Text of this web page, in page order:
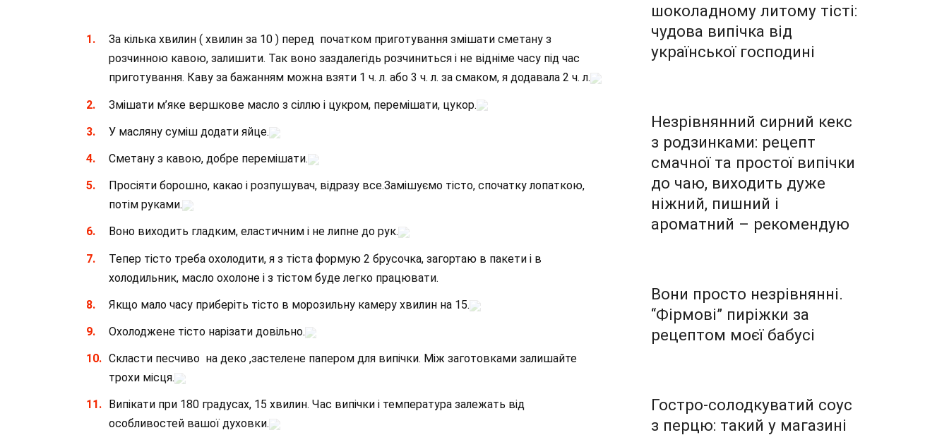
За кілька хвилин ( хвилин за 10 ) перед початком приготування змішати сметану з
розчинною кавою, залишити. Так воно заздалегідь розчиниться і не відніме часу під час
приготування. Каву за бажанням можна взяти 1 ч. л. або 3 ч. л. за смаком, я додавала 2 ч. л.
Змішати м’яке вершкове масло з сіллю і цукром, перемішати, цукор.
У масляну суміш додати яйце.
Сметану з кавою, добре перемішати.
Просіяти борошно, какао і розпушувач, відразу все.Замішуємо тісто, спочатку лопаткою,
потім руками.
Воно виходить гладким, еластичним і не липне до рук.
Тепер тісто треба охолодити, я з тіста формую 2 брусочка, загортаю в пакети і в
холодильник, масло охолоне і з тістом буде легко працювати.
Якщо мало часу приберіть тісто в морозильну камеру хвилин на 15.
Охолоджене тісто нарізати довільно.
Скласти песчиво на деко ,застелене папером для випічки. Між заготовками залишайте
трохи місця.
Випікати при 180 градусах, 15 хвилин. Час випічки і температура залежать від
особливостей вашої духовки.
шоколадному литому тісті:
чудова випічка від
української господині
Незрівнянний сирний кекс
з родзинками: рецепт
смачної та простої випічки
до чаю, виходить дуже
ніжний, пишний і
ароматний – рекомендую
Вони просто незрівнянні.
“Фірмові” пиріжки за
рецептом моєї бабусі
Гостро-солодкуватий соус
з перцю: такий у магазині